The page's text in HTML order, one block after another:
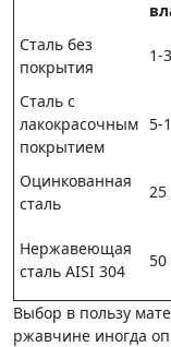
Сталь без
покрытия
1-
Сталь с
лакокрасочным
покрытием
5-
Оцинкованная
сталь
25
Нержавеющая
сталь AISI 304
Выбор в пользу
ржавчине иногда